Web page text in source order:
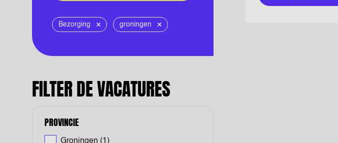
Bezorging
Verwijder
groningen
Verwijder
FILTER DE VACATURES
PROVINCIE
Groningen (1)